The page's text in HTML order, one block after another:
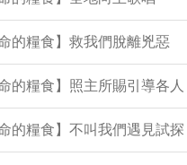
的糧食】救我們脫離兇惡
的糧食】照主所賜引導各人
的糧食】不叫我們遇見試探